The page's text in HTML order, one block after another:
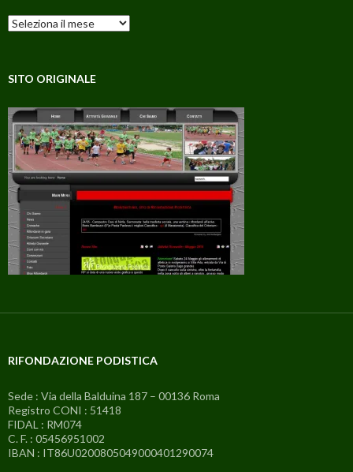
Archivi
SITO ORIGINALE
RIFONDAZIONE PODISTICA
Sede : Via della Balduina 187 – 00136 Roma
Registro CONI : 51418
FIDAL : RM074
C. F. : 05456951002
IBAN : IT86U0200805049000401290074